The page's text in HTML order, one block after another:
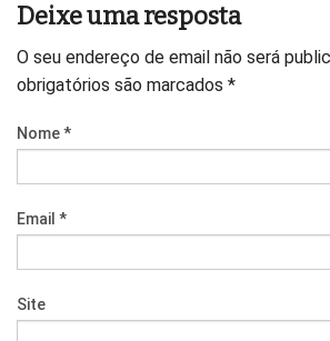
Deixe uma resposta
O seu endereço de email não será
obrigatórios são marcados *
Nome*
Email *
Site